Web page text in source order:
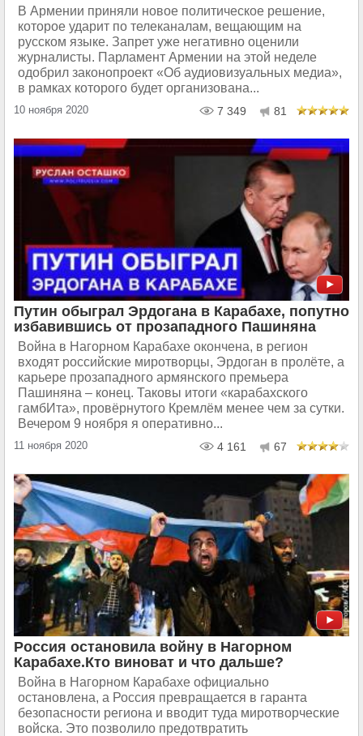
В Армении приняли новое политическое решение,
которое ударит по телеканалам, вещающим на
русском языке. Запрет уже негативно оценили
журналисты. Парламент Армении на этой неделе
одобрил законопроект «Об аудиовизуальных медиа»,
в рамках которого будет организована...
10 ноября 2020 7 349 81
Путин обыграл Эрдогана в Карабахе, попутно
избавившись от прозападного Пашиняна
Война в Нагорном Карабахе окончена, в регион
входят российские миротворцы, Эрдоган в пролёте, а
карьере прозападного армянского премьера
Пашиняна – конец. Таковы итоги «карабахского
гамбИта», провёрнутого Кремлём менее чем за сутки.
Вечером 9 ноября я оперативно...
11 ноября 2020 4 161 67
Россия остановила войну в Нагорном
Карабахе.Кто виноват и что дальше?
Война в Нагорном Карабахе официально
остановлена, а Россия превращается в гаранта
безопасности региона и вводит туда миротворческие
войска. Это позволило предотвратить